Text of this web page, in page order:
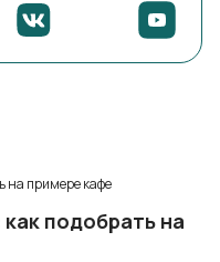
подобрать на